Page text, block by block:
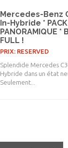
Mercedes-Benz
In-Hybride * PACK
PANORAMIQUE *
FULL !
PRIX: RESERVED
Splendide Mercedes
Hybride dans un état
Seulement...